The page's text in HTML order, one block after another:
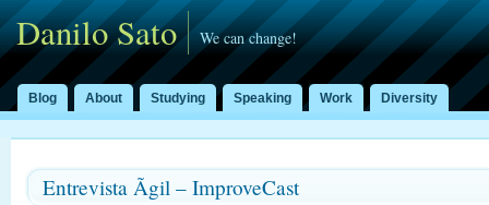
Danilo Sato We can change!
Blog About Studying Speaking Work Diversity
Entrevista Ãgil – ImproveCast